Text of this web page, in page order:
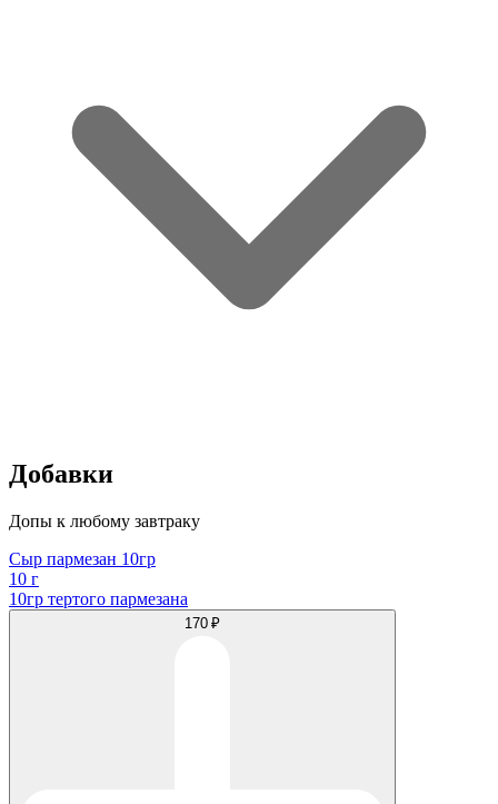
Добавки
Допы к любому завтраку
Сыр пармезан 10гр
10 г
10гр тертого пармезана
170 ₽